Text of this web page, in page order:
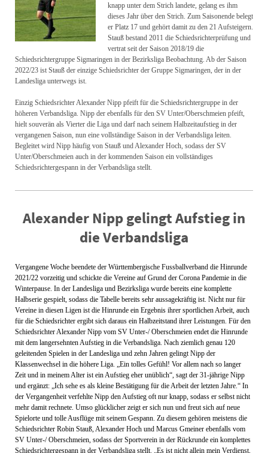
knapp unter dem Strich landete, gelang es ihm
dieses Jahr über den Strich. Zum Saisonende belegt
er Platz 17 und gehört damit zu den 21 Aufsteigern.
Stauß bestand 2011 die Schiedsrichterprüfung und
vertrat seit der Saison 2018/19 die
Schiedsrichtergruppe Sigmaringen in der Bezirksliga Beobachtung. Ab der Saison
2022/23 ist Stauß der einzige Schiedsrichter der Gruppe Sigmaringen, der in der
Landesliga unterwegs ist.
Einzig Schiedsrichter Alexander Nipp pfeift für die Schiedsrichtergruppe in der
höheren Verbandsliga. Nipp der ebenfalls für den SV Unter/Oberschmeien pfeift,
hielt souverän als Vierter die Liga und darf nach seinem Halbzeitaufstieg in der
vergangenen Saison, nun eine vollständige Saison in der Verbandsliga leiten.
Begleitet wird Nipp häufig von Stauß und Alexander Hoch, sodass der SV
Unter/Oberschmeien auch in der kommenden Saison ein vollständiges
Schiedsrichtergespann in der Verbandsliga stellt.
Alexander Nipp gelingt Aufstieg in
die Verbandsliga
Vergangene Woche beendete der Württembergische Fussballverband die Hinrunde
2021/22 vorzeitig und schickte die Vereine auf Grund der Corona Pandemie in die
Winterpause. In der Landesliga und Bezirksliga wurde bereits eine komplette
Halbserie gespielt, sodass die Tabelle bereits sehr aussagekräftig ist. Nicht nur für
Vereine in diesen Ligen ist die Hinrunde ein Ergebnis ihrer sportlichen Arbeit, auch
für die Schiedsrichter ergibt sich daraus ein Halbzeitstand ihrer Leistungen. Für den
Schiedsrichter Alexander Nipp vom SV Unter-/ Oberschmeien endet die Hinrunde
mit dem langersehnten Aufstieg in die Verbandsliga. Nach ziemlich genau 120
geleitenden Spielen in der Landesliga und zehn Jahren gelingt Nipp der
Klassenwechsel in die höhere Liga. „Ein tolles Gefühl! Vor allem nach so langer
Zeit und in meinem Alter ist ein Aufstieg eher unüblich“, sagt der 31-jährige Nipp
und ergänzt: „Ich sehe es als kleine Bestätigung für die Arbeit der letzten Jahre.“ In
der Vergangenheit verfehlte Nipp den Aufstieg oft nur knapp, sodass er selbst nicht
mehr damit rechnete. Umso glücklicher zeigt er sich nun und freut sich auf neue
Spielorte und tolle Ausflüge mit seinem Gespann. Zu diesem gehören meistens die
Schiedsrichter Robin Stauß, Alexander Hoch und Marcus Gmeiner ebenfalls vom
SV Unter-/ Oberschmeien, sodass der Sportverein in der Rückrunde ein komplettes
Schiedsrichtergespann in der Verbandsliga stellt. „Es ist nicht allein mein Verdienst,